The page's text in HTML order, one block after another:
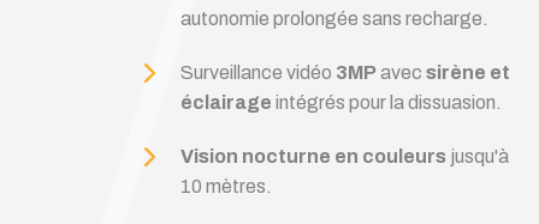
autonomie prolongée sans recharge.
Surveillance vidéo 3MPavec sirène et
éclairage intégrés pour la dissuasion.
Vision nocturne en couleurs jusqu'à
10 mètres.